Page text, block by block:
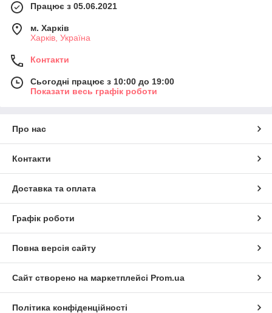
Працює з 05.06.2021
м. Харків
Харків, Україна
Контакти
Сьогодні працює з 10:00 до 19:00
Показати весь графік роботи
Про нас
Контакти
Доставка та оплата
Графік роботи
Повна версія сайту
Сайт створено на маркетплейсі Prom.ua
Політика конфіденційності